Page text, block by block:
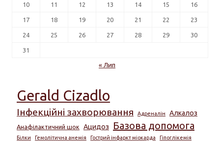
10 11 12 13 14 15 16
17 18 19 20 21 22 23
24 25 26 27 28 29 30
31
« Лип
Gerald Cizadlo
Інфекційні захворювання Адреналін Алкалоз
Анафілактичний шок Ацидоз Базова допомога
Білки Гемолітична анемія Гострий інфаркт міокарда
Гіпоглікемія